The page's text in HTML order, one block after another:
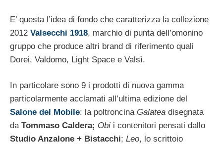
E’ questa l’idea di fondo che caratterizza la collezione
2012 Valsecchi 1918, marchio di punta dell’omonino
gruppo che produce altri brand di riferimento quali
Dorei, Valdomo, Light Space e Valsì.
In particolare sono 9 i prodotti di nuova gamma
particolarmente acclamati all’ultima edizione del
Salone del Mobile: la poltroncina Galatea disegnata
da Tommaso Caldera; Obi i contenitori pensati dallo
Studio Anzalone + Bistacchi; Leo, lo scrittoio